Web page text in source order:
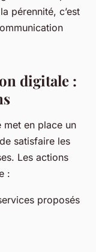
pérennité, c’est
digitale :
met en place un
satisfaire les
Les actions
:
proposés